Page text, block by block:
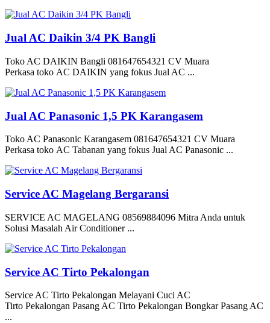
Jual AC Daikin 3/4 PK Bangli
Toko AC DAIKIN Bangli 081647654321 CV Muara
Perkasa toko AC DAIKIN yang fokus Jual AC ...
Jual AC Panasonic 1,5 PK Karangasem
Toko AC Panasonic Karangasem 081647654321 CV Muara
Perkasa toko AC Tabanan yang fokus Jual AC Panasonic ...
Service AC Magelang Bergaransi
SERVICE AC MAGELANG 08569884096 Mitra Anda untuk
Solusi Masalah Air Conditioner ...
Service AC Tirto Pekalongan
Service AC Tirto Pekalongan Melayani Cuci AC
Tirto Pekalongan Pasang AC Tirto Pekalongan Bongkar Pasang AC
...